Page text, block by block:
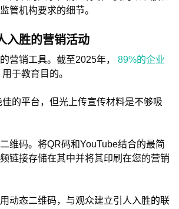
管机构要求的细节。
入胜的营销活动
营销工具。截至2025年， 89%的企业
用于教育目的。
的平台，但光上传宣传材料是不够吸
维码。将QR码和YouTube结合的最简
链接存储在其中并将其印刷在您的营销
动态二维码，与观众建立引人入胜的联